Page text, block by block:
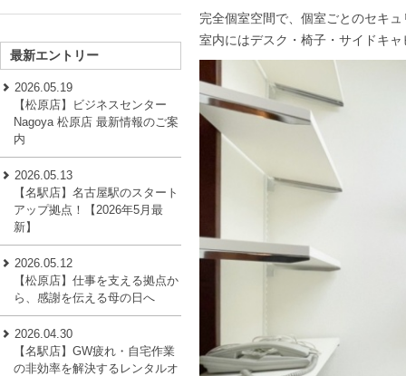
完全個室空間で、個室ごとのセキ
室内にはデスク・椅子・サイドキ
最新エントリー
2026.05.19
【松原店】ビジネスセンター
Nagoya 松原店 最新情報のご案
内
2026.05.13
【名駅店】名古屋駅のスタート
アップ拠点！【2026年5月最
新】
2026.05.12
【松原店】仕事を支える拠点か
ら、感謝を伝える母の日へ
2026.04.30
【名駅店】GW疲れ・自宅作業
の非効率を解決するレンタルオ